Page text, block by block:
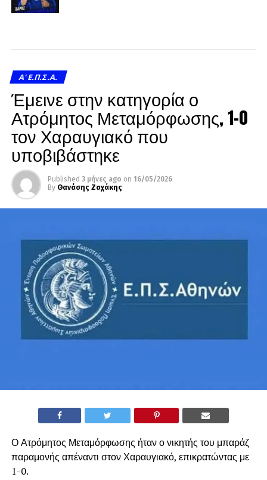
A' Ε.Π.Σ.Α.
Έμεινε στην κατηγορία ο
Ατρόμητος Μεταμόρφωσης, 1-0
τον Χαραυγιακό που
υποβιβάστηκε
Published 3 μήνες ago on 16/05/2026
By Θανάσης Ζαχάκης
Ο Ατρόμητος Μεταμόρφωσης ήταν ο νικητής του μπαράζ
παραμονής απέναντι στον Χαραυγιακό, επικρατώντας με
1-0.